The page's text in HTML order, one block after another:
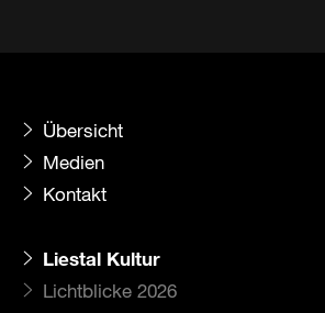
Übersicht
Medien
Kontakt
Liestal Kultur
Lichtblicke 2026